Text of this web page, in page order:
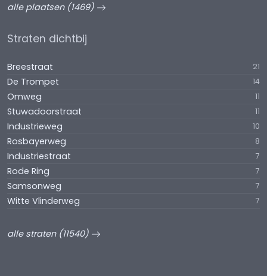
alle plaatsen (1469)
Straten dichtbij
Breestraat 21
De Trompet 14
Omweg 11
Stuwadoorstraat 11
Industrieweg 10
Rosbayerweg 8
Industriestraat 7
Rode Ring 7
Samsonweg 7
Witte Vlinderweg 7
alle straten (11540)